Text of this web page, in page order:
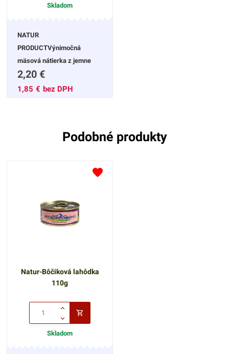
Skladom
NATUR
PRODUCTVýnimočná
mäsová nátierka z jemne
pálivou chuťou bez
konzervačných látok bez
2,20 €
1,85 € bez DPH
Podobné produkty
Natur-Bôčiková lahôdka
110g
Skladom